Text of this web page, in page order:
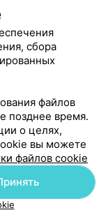
сбора
файлов
позднее время.
о целях,
вы можете
файлов cookie